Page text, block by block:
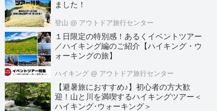
ました！
登山 @ アウトドア旅行センター
１日限定の特別感！あるくイベントツアー
／ハイキング編のご紹介【ハイキング・ウ
ォーキングの旅】
ハイキング @ アウトドア旅行センター
【避暑旅におすすめ♪】初心者の方大歓
迎！山と川を満喫するハイキングツアー＜
ハイキング･ウォーキング＞